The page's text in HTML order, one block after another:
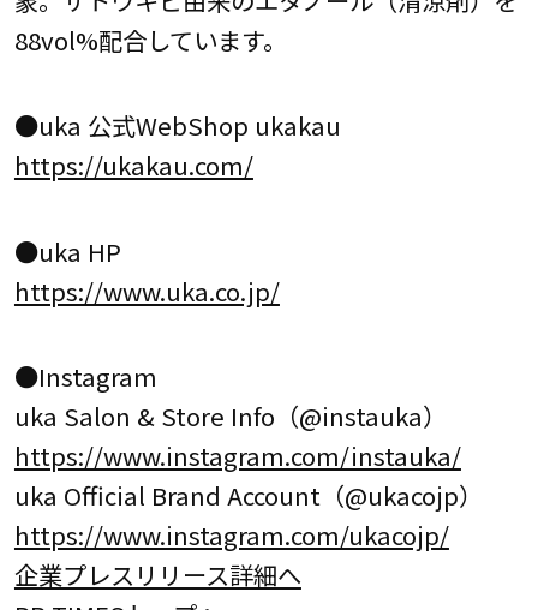
88vol%配合しています。
●uka 公式WebShop ukakau
https://ukakau.com/
●uka HP
https://www.uka.co.jp/
●Instagram
uka Salon & Store Info（@instauka）
https://www.instagram.com/instauka/
uka Official Brand Account（@ukacojp）
https://www.instagram.com/ukacojp/
企業プレスリリース詳細へ